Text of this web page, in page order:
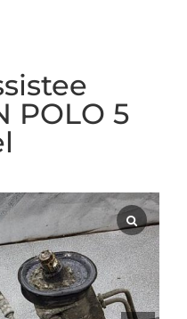
POLO 5